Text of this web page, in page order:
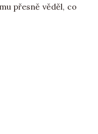
přesně věděl, co